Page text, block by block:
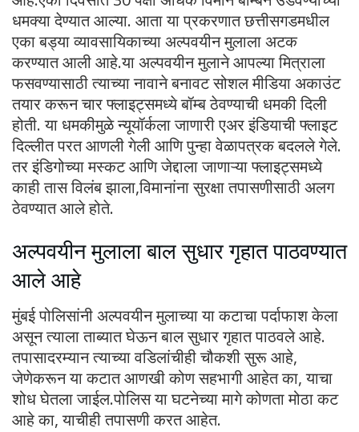
धमक्या देण्यात आल्या. आता या प्रकरणात छत्तीसगडमधील
एका बड्या व्यावसायिकाच्या अल्पवयीन मुलाला अटक
करण्यात आली आहे.या अल्पवयीन मुलाने आपल्या मित्राला
फसवण्यासाठी त्याच्या नावाने बनावट सोशल मीडिया अकाउंट
तयार करून चार फ्लाइट्समध्ये बॉम्ब ठेवण्याची धमकी दिली
होती. या धमकीमुळे न्यूयॉर्कला जाणारी एअर इंडियाची फ्लाइट
दिल्लीत परत आणली गेली आणि पुन्हा वेळापत्रक बदलले गेले.
तर इंडिगोच्या मस्कट आणि जेद्दाला जाणाऱ्या फ्लाइट्समध्ये
काही तास विलंब झाला,विमानांना सुरक्षा तपासणीसाठी अलग
ठेवण्यात आले होते.
अल्पवयीन मुलाला बाल सुधार गृहात पाठवण्यात
आले आहे
मुंबई पोलिसांनी अल्पवयीन मुलाच्या या कटाचा पर्दाफाश केला
असून त्याला ताब्यात घेऊन बाल सुधार गृहात पाठवले आहे.
तपासादरम्यान त्याच्या वडिलांचीही चौकशी सुरू आहे,
जेणेकरून या कटात आणखी कोण सहभागी आहेत का, याचा
शोध घेतला जाईल.पोलिस या घटनेच्या मागे कोणता मोठा कट
आहे का, याचीही तपासणी करत आहेत.